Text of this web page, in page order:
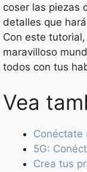
coser las piezas
detalles que
Con este
maravilloso
todos con tus
Vea
Conéctate
5G:
Crea tus